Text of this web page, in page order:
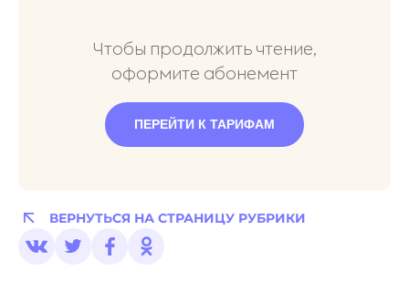
Чтобы продолжить чтение,
оформите абонемент
ПЕРЕЙТИ К ТАРИФАМ
ВЕРНУТЬСЯ НА СТРАНИЦУ РУБРИКИ